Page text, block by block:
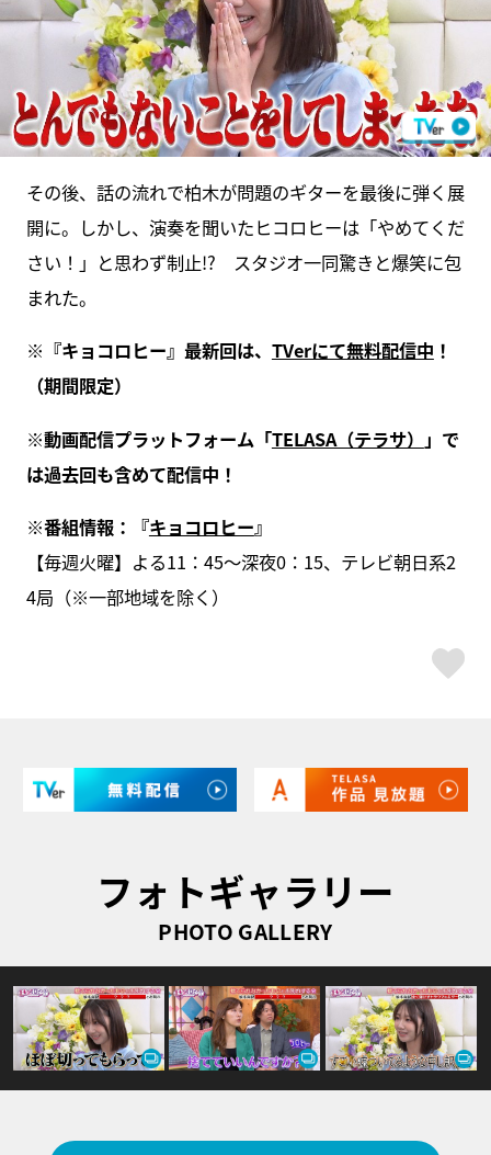
その後、話の流れで柏木が問題のギターを最後に弾く展
開に。しかし、演奏を聞いたヒコロヒーは「やめてくだ
さい！」と思わず制止!? スタジオ一同驚きと爆笑に包
まれた。
※『キョコロヒー』最新回は、 TVerにて無料配信中 ！
（期間限定）
※動画配信プラットフォーム「TELASA（テラサ） 」で
は過去回も含めて配信中！
※番組情報：『キョコロヒー』
【毎週火曜】よる11：45～深夜0：15、テレビ朝日系2
4局（※一部地域を除く）
フォトギャラリー
PHOTO GALLERY